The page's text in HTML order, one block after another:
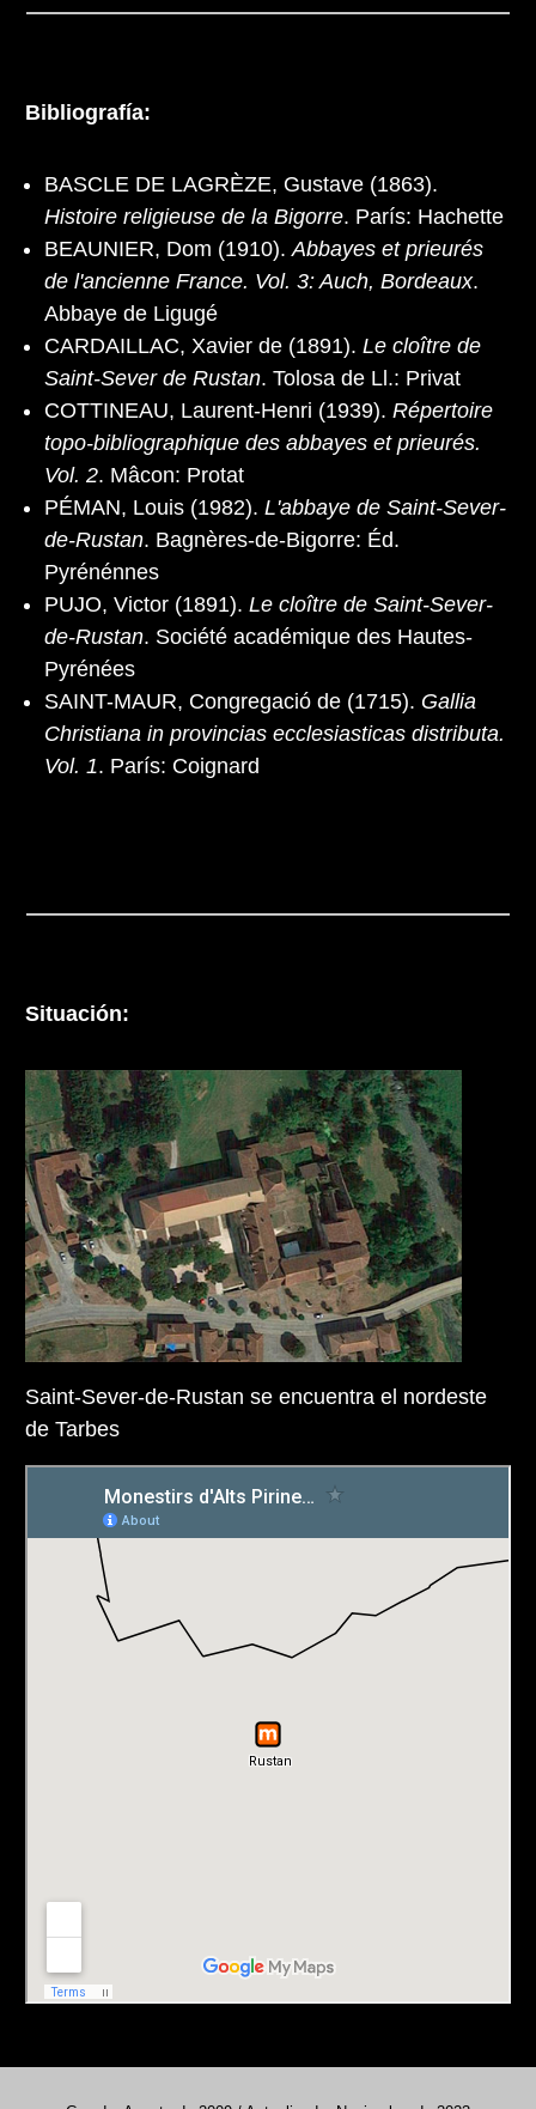
Bibliografía:
BASCLE DE LAGRÈZE, Gustave (1863).
Histoire religieuse de la Bigorre. París: Hachette
BEAUNIER, Dom (1910).Abbayes et prieurés
de l'ancienne France. Vol. 3: Auch, Bordeaux.
Abbaye de Ligugé
CARDAILLAC, Xavier de (1891). Le cloître de
Saint-Sever de Rustan. Tolosa de Ll.: Privat
COTTINEAU, Laurent-Henri (1939). Répertoire
topo-bibliographique des abbayes et prieurés.
Vol. 2. Mâcon: Protat
PÉMAN, Louis (1982). L'abbaye de Saint-Sever-
de-Rustan. Bagnères-de-Bigorre: Éd.
Pyrénénnes
PUJO, Victor (1891). Le cloître de Saint-Sever-
de-Rustan. Société académique des Hautes-
Pyrénées
SAINT-MAUR, Congregació de (1715). Gallia
Christiana in provincias ecclesiasticas distributa.
Vol. 1. París: Coignard
Situación:
Saint-Sever-de-Rustan se encuentra el nordeste
de Tarbes